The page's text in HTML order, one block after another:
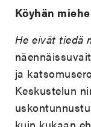
Köyhän
He eivät tiedä
ja
Keskustelun